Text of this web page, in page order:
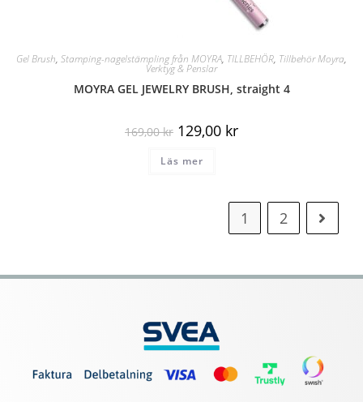
Gel Brush, Stamping-nagelstämpling från MOYRA, TILLBEHÖR, Tillbehör Moyra,
Verktyg & Penslar
MOYRA GEL JEWELRY BRUSH, straight 4
169,00kr 129,00 kr
Läs mer
1 2